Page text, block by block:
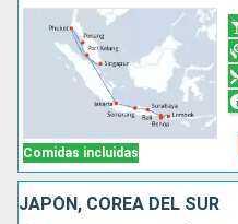
Comidas incluidas
JAPÓN, COREA DEL SUR